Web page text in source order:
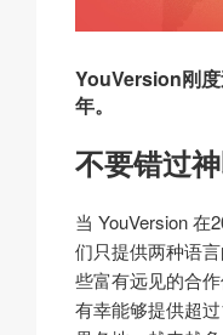
YouVersion刚
年。
不要错过
当 YouVersion 在
们只提供两种语
些富有远见的合
有幸能够提供超